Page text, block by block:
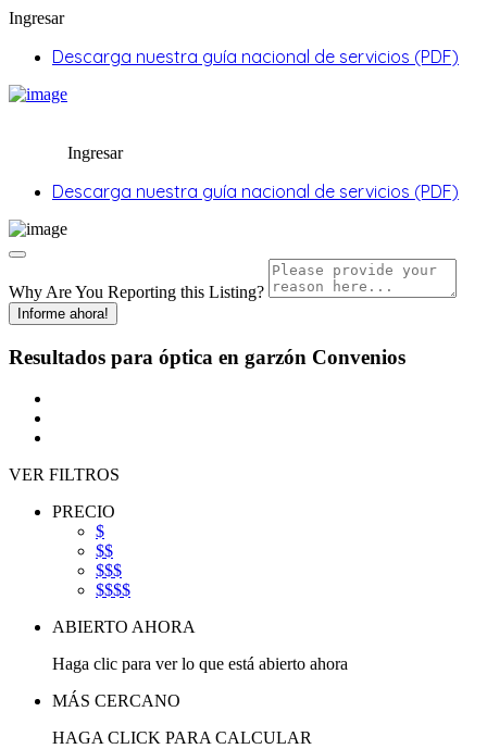
Ingresar
Descarga nuestra guía nacional de servicios (PDF)
Ingresar
Descarga nuestra guía nacional de servicios (PDF)
Why Are You Reporting this Listing?
Informe ahora!
Resultados para óptica en garzón Convenios
VER FILTROS
PRECIO
$
$$
$$$
$$$$
ABIERTO AHORA
Haga clic para ver lo que está abierto ahora
MÁS CERCANO
HAGA CLICK PARA CALCULAR